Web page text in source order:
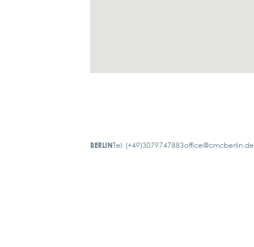
BERLIN Tel: (+49)3079747883office@cmcberlin.de